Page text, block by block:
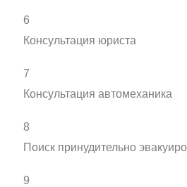
6
Консультация юриста
7
Консультация автомеханика
8
Поиск принудительно
9